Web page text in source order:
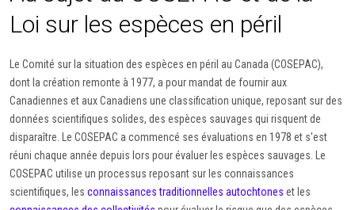
Loi sur les espèces en péril
Le Comité sur la situation des espèces en péril au Canada (COSEPAC),
dont la création remonte à 1977, a pour mandat de fournir aux
Canadiennes et aux Canadiens une classification unique, reposant sur des
données scientifiques solides, des espèces sauvages qui risquent de
disparaître. Le COSEPAC a commencé ses évaluations en 1978 et s'est
réuni chaque année depuis lors pour évaluer les espèces sauvages. Le
COSEPAC utilise un processus reposant sur les connaissances
scientifiques, les connaissances traditionnelles autochtones et les